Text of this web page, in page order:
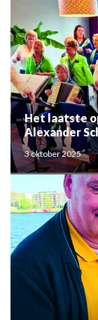
Het laatste
Alexander
3 oktober 2025